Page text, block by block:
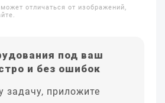
отличаться от изображений,
под ваш
и без ошибок
задачу, приложите